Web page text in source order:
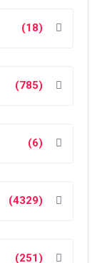
(18)
(785)
(6)
(4329)
(251)